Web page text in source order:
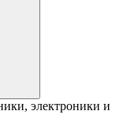
электроники и